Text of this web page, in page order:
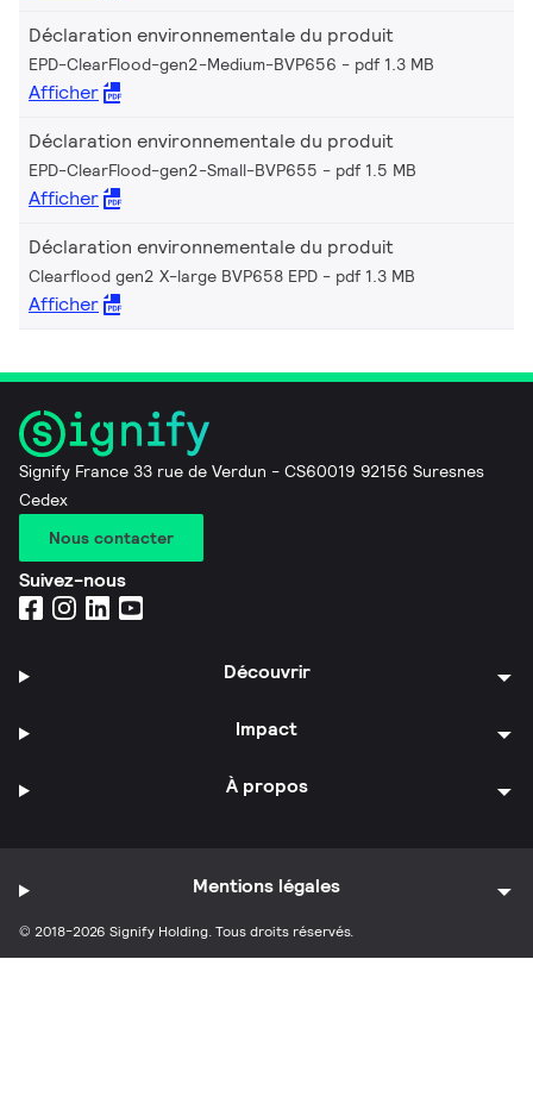
Déclaration environnementale du produit
EPD-ClearFlood-gen2-Medium-BVP656 pdf 1.3 MB
Afficher
Déclaration environnementale du produit
EPD-ClearFlood-gen2-Small-BVP655 pdf 1.5 MB
Afficher
Déclaration environnementale du produit
Clearflood gen2 X-large BVP658 EPD pdf 1.3 MB
Afficher
Signify France 33 rue de Verdun - CS60019 92156 Suresnes
Cedex
Nous contacter
Suivez-nous
Découvrir
Impact
À propos
© 2018-2026 Signify Holding. Tous droits réservés.
Mentions légales